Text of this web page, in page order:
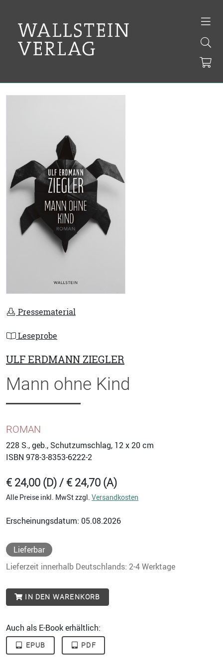
Pressematerial
Leseprobe
ULF ERDMANN ZIEGLER
Mann ohne Kind
ROMAN
228 S., geb., Schutzumschlag, 12 x 20 cm
ISBN 978-3-8353-6222-2
€ 24,00 (D) / € 24,70 (A)
Alle Preise inkl. MwSt zzgl. Versandkosten
Erscheinungsdatum: 05.08.2026
Lieferbar
Lieferzeit innerhalb Deutschlands: 2-4 Werktage
IN DEN WARENKORB
Auch als E-Book erhältlich:
EPUB PDF